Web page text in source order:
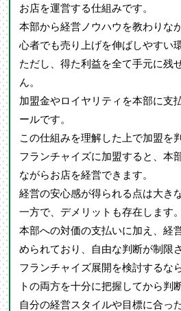
お店を運営する仕組みです。
本部から経営ノウハウを教わりな
心者でも売り上げを伸ばしやすい
ただし、得た利益を全て手元に残
ん。
加盟金やロイヤリティを本部に支
ールです。
この仕組みを理解した上で加盟を
フランチャイズに加盟すると、本
ながらお店を経営できます。
経営の安心感が得られる点は大き
一方で、デメリットも存在します。
本部への対価の支払いに加え、経
められており、自由な判断が制限
フランチャイズ展開を検討するな
トの両方を十分に把握してから判
自分の経営スタイルや目標に合っ